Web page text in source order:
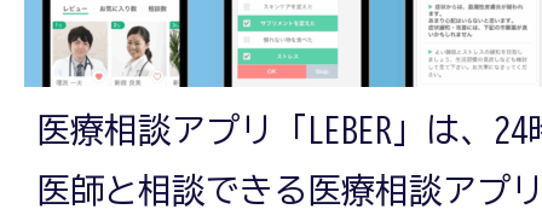
医療相談アプリ「LEBER」は、
医師と相談できる医療相談アプ